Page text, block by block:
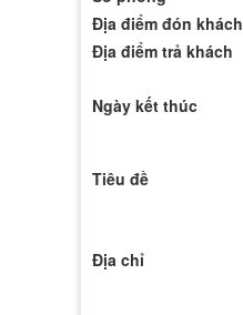
Địa điểm đón khách
Địa điểm trả khách
Ngày kết thúc
Tiêu đề
Địa chỉ